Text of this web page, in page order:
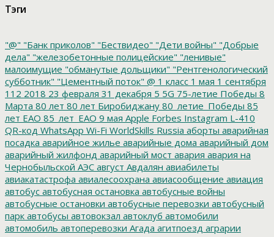
Тэги
"@" "Банк приколов" "Бествидео" "Дети войны" "Добрые
дела" "железобетонные полицейские" "ленивые"
малоимущие "обманутые дольщики" "Рентгенологический
субботник" "Цементный поток" @ 1 класс 1 мая 1 сентября
112 2018 23 февраля 31 декабря 5 5G 75-летие Победы 8
Марта 80 лет 80 лет Биробиджану 80_летие_Победы 85
лет ЕАО 85_лет_ЕАО 9 мая Apple Forbes Instagram L-410
QR-код WhatsApp Wi-Fi WorldSkills Russia аборты аварийная
посадка аварийное жилье аварийные дома аварийный дом
аварийный жилфонд аварийный мост авария авария на
Чернобыльской АЭС август Авдалян авиабилеты
авиакатастрофа авиалесоохрана авиасообщение авиация
автобус автобусная остановка автобусные войны
автобусные остановки автобусные перевозки автобусный
парк автобусы автовокзал автоклуб автомобили
автомобиль автоперевозки Агада агитпоезд аграрии